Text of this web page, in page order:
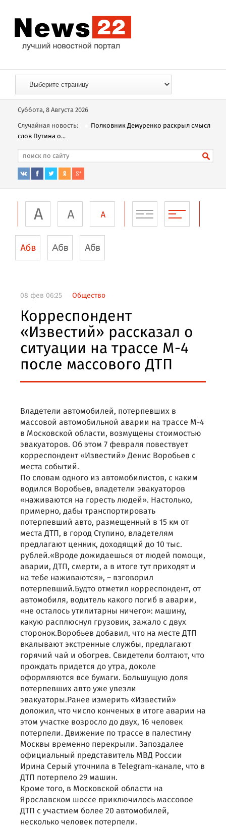
Суббота, 8 Августа 2026
Случайная новость:
Полковник Демуренко раскрыл смысл
слов Путина о...
08 фев 06:25 Общество
Корреспондент
«Известий» рассказал о
ситуации на трассе М-4
после массового ДТП
Владетели автомобилей, потерпевших в
массовой автомобильной аварии на трассе М-4
в Московской области, возмущены стоимостью
эвакуаторов. Об этом 7 февраля повествует
корреспондент «Известий» Денис Воробьев с
места событий.
По словам одного из автомобилистов, с каким
водился Воробьев, владетели эвакуаторов
«наживаются на горесть людей». Настолько,
примерно, дабы транспортировать
потерпевший авто, размещенный в 15 км от
места ДТП, в город Ступино, владетелям
предлагают ценник, доходящий до 10 тыс.
рублей.«Вроде дожидаешься от людей помощи,
аварии, ДТП, смерти, а в итоге тут приходят и
на тебе наживаются», ― взговорил
потерпевший.Будто отметил корреспондент, от
автомобиля, водитель какого погиб в аварии,
«не осталось утилитарны ничего»: машину,
какую расплюснул грузовик, зажало с двух
сторонок.Воробьев добавил, что на месте ДТП
вкалывают экстренные службы, предлагают
горячий чай и обогрев. Свидетели болтают, что
прождать придется до утра, доколе
оформляются все бумаги. Большущую доля
потерпевших авто уже увезли
эвакуаторы.Ранее измерить «Известий»
доложил, что число конченых в итоге аварии на
этом участке возросло до двух, 16 человек
потерпели. Движение по трассе в палестину
Москвы временно перекрыли. Запоздалее
официальный представитель МВД России
Ирина Серый уточнила в Telegram-канале, что в
ДТП потерпело 29 машин.
Кроме того, в Московской области на
Ярославском шоссе приключилось массовое
ДТП с участием более 20 автомобилей,
несколько человек потерпели.